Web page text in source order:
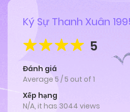
Ký Sự Thanh Xuân
5
Đánh giá
Average 5 /5 out of 1
Xếp hạng
N/A, it has 3044 views